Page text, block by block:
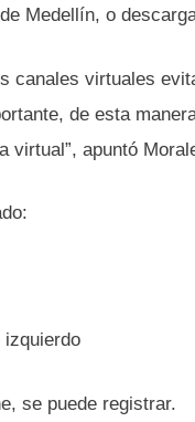
Medellín, o
canales virtuales
de esta
virtual”, apuntó
izquierdo
se puede registrar.